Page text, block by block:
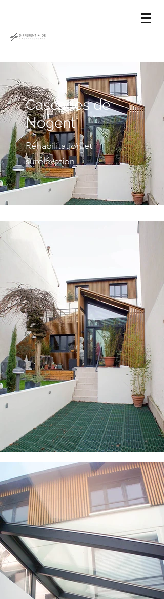
Cascades de
Nogent
Réhabilitation et
surélévation